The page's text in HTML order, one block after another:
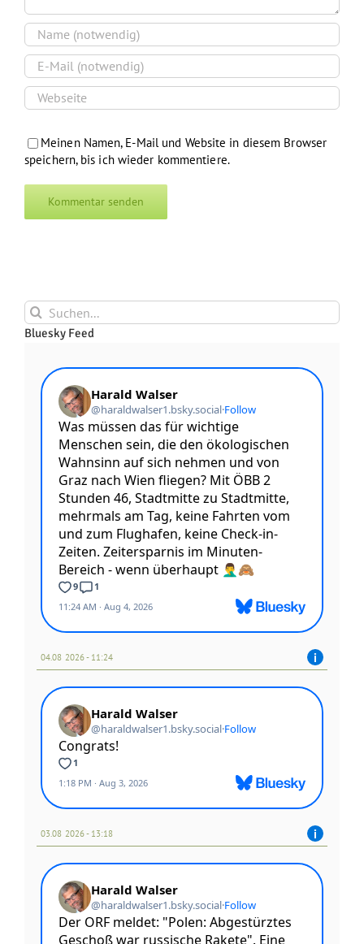
Meinen Namen, E-Mail und Website in diesem Browser
speichern, bis ich wieder kommentiere.
Suche
nach:
Bluesky Feed
04.08 2026 - 11:24
03.08 2026 - 13:18